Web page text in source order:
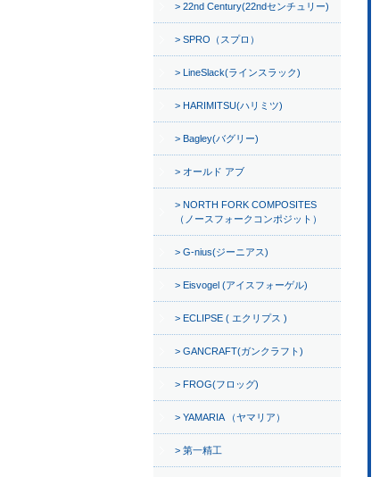
22nd Century(22ndセンチュリー)
SPRO（スプロ）
LineSlack(ラインスラック)
HARIMITSU(ハリミツ)
Bagley(バグリー)
オールド アブ
NORTH FORK COMPOSITES
（ノースフォークコンポジット）
G-nius(ジーニアス)
Eisvogel (アイスフォーゲル)
ECLIPSE ( エクリプス )
GANCRAFT(ガンクラフト)
FROG(フロッグ)
YAMARIA （ヤマリア）
第一精工